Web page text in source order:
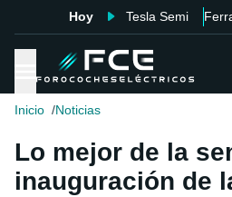
Hoy Tesla Semi
Inicio Noticias
Lo mejor de la
inauguración de